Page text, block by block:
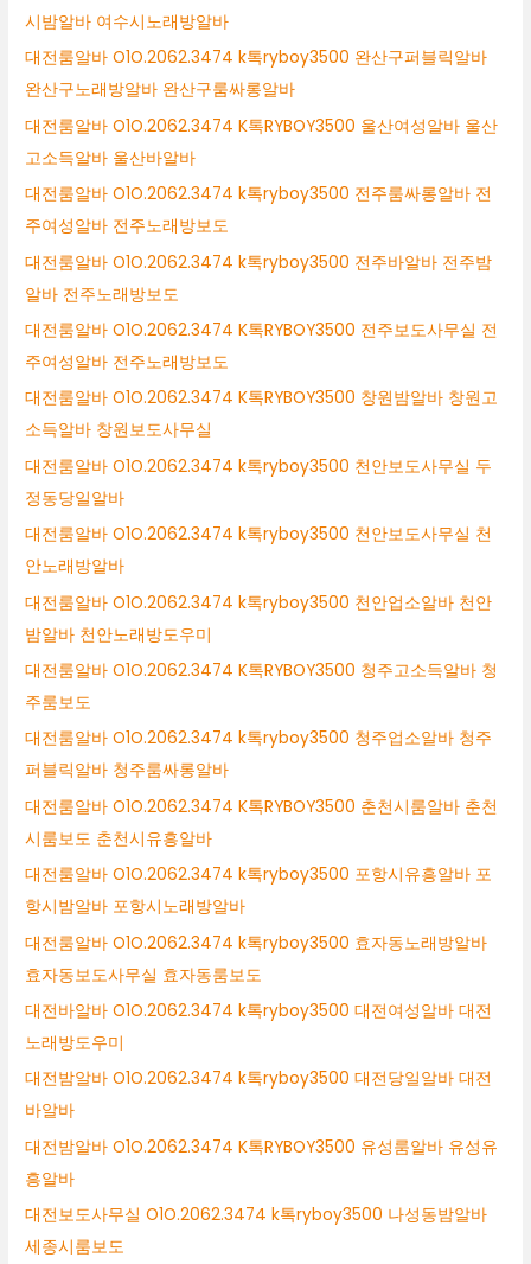
시밤알바 여수시노래방알바
대전룸알바 O1O.2062.3474 k톡ryboy3500 완산구퍼블릭알바
완산구노래방알바 완산구룸싸롱알바
대전룸알바 O1O.2062.3474 K톡RYBOY3500 울산여성알바 울산
고소득알바 울산바알바
대전룸알바 O1O.2062.3474 k톡ryboy3500 전주룸싸롱알바 전
주여성알바 전주노래방보도
대전룸알바 O1O.2062.3474 k톡ryboy3500 전주바알바 전주밤
알바 전주노래방보도
대전룸알바 O1O.2062.3474 K톡RYBOY3500 전주보도사무실 전
주여성알바 전주노래방보도
대전룸알바 O1O.2062.3474 K톡RYBOY3500 창원밤알바 창원고
소득알바 창원보도사무실
대전룸알바 O1O.2062.3474 k톡ryboy3500 천안보도사무실 두
정동당일알바
대전룸알바 O1O.2062.3474 k톡ryboy3500 천안보도사무실 천
안노래방알바
대전룸알바 O1O.2062.3474 k톡ryboy3500 천안업소알바 천안
밤알바 천안노래방도우미
대전룸알바 O1O.2062.3474 K톡RYBOY3500 청주고소득알바 청
주룸보도
대전룸알바 O1O.2062.3474 k톡ryboy3500 청주업소알바 청주
퍼블릭알바 청주룸싸롱알바
대전룸알바 O1O.2062.3474 K톡RYBOY3500 춘천시룸알바 춘천
시룸보도 춘천시유흥알바
대전룸알바 O1O.2062.3474 k톡ryboy3500 포항시유흥알바 포
항시밤알바 포항시노래방알바
대전룸알바 O1O.2062.3474 k톡ryboy3500 효자동노래방알바
효자동보도사무실 효자동룸보도
대전바알바 O1O.2062.3474 k톡ryboy3500 대전여성알바 대전
노래방도우미
대전밤알바 O1O.2062.3474 k톡ryboy3500 대전당일알바 대전
바알바
대전밤알바 O1O.2062.3474 K톡RYBOY3500 유성룸알바 유성유
흥알바
대전보도사무실 O1O.2062.3474 k톡ryboy3500 나성동밤알바
세종시룸보도